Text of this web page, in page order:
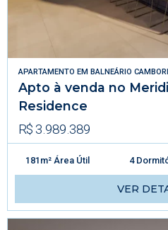
APARTAMENTO EM BALNEÁRIO
Apto à venda no
Residence
R$ 3.989.389
181m² Área Útil 4
VER